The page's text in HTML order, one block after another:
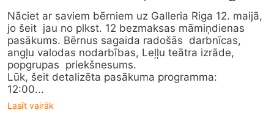
Nāciet ar saviem bērniem uz Galleria Riga 12. maijā,
jo šeit  jau no plkst. 12 bezmaksas māmiņdienas
pasākums. Bērnus sagaida radošās  darbnīcas,
angļu valodas nodarbības, Leļļu teātra izrāde,
popgrupas  priekšnesums.
Lūk, šeit detalizēta pasākuma programma:
12:00...
Lasīt vairāk